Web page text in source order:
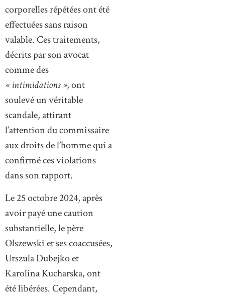
corporelles répétées ont été
effectuées sans raison
valable. Ces traitements,
décrits par son avocat
comme des
« intimidations »,ont
soulevé un véritable
scandale, attirant
l’attention du commissaire
aux droits de l’homme qui a
confirmé ces violations
dans son rapport.
Le 25 octobre 2024, après
avoir payé une caution
substantielle, le père
Olszewski et ses coaccusées,
Urszula Dubejko et
Karolina Kucharska, ont
été libérées. Cependant,